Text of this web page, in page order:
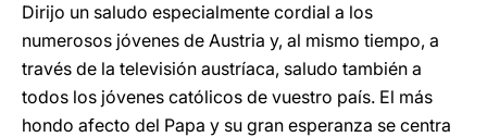
Dirijo un saludo especialmente cordial a los
numerosos jóvenes de Austria y, al mismo tiempo, a
través de la televisión austríaca, saludo también a
todos los jóvenes católicos de vuestro país. El más
hondo afecto del Papa y su gran esperanza se centra